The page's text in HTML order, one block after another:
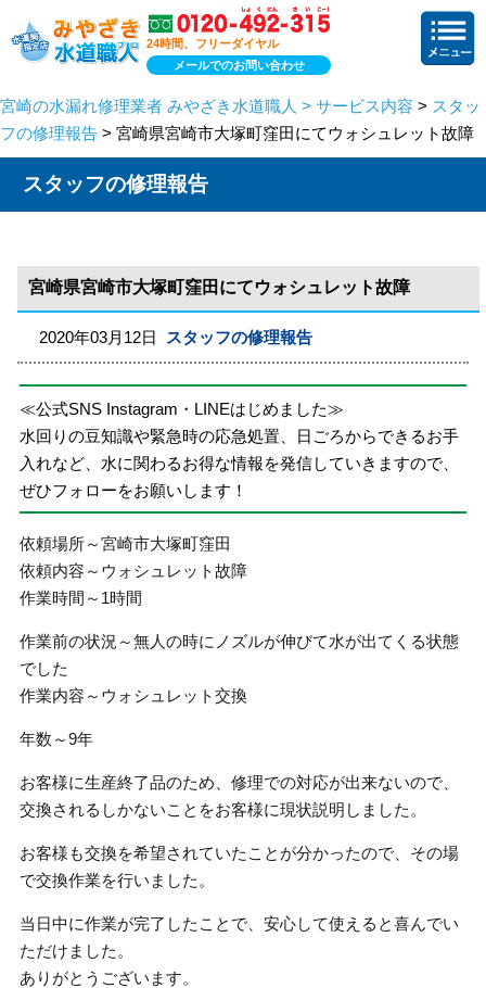
24時間、フリーダイヤル
メールでのお問い合わせ
宮崎の水漏れ修理業者 みやざき水道職人 > サービス内容 > スタッ
フの修理報告 > 宮崎県宮崎市大塚町窪田にてウォシュレット故障
スタッフの修理報告
宮崎県宮崎市大塚町窪田にてウォシュレット故障
2020年03月12日 スタッフの修理報告
≪公式SNS Instagram・LINEはじめました≫
水回りの豆知識や緊急時の応急処置、日ごろからできるお手
入れなど、水に関わるお得な情報を発信していきますので、
ぜひフォローをお願いします！
依頼場所～宮崎市大塚町窪田
依頼内容～ウォシュレット故障
作業時間～1時間
作業前の状況～無人の時にノズルが伸びて水が出てくる状態
でした
作業内容～ウォシュレット交換
年数～9年
お客様に生産終了品のため、修理での対応が出来ないので、
交換されるしかないことをお客様に現状説明しました。
お客様も交換を希望されていたことが分かったので、その場
で交換作業を行いました。
当日中に作業が完了したことで、安心して使えると喜んでい
ただけました。
ありがとうございます。